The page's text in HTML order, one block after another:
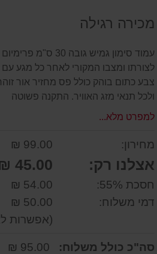
מכירה רגילה
עמוד סימון גמיש
לצורתו ומצבו המקורי לאחר כל מגע עם
ולכל תנאי מזג האוויר. התקנה פשוטה
למפרט מלא...
מחירון: 99.00 ₪
אצלנו רק: 45.00 ₪
חסכת 55%:
54.00 ₪
דמי משלוח:
50.00 ₪
(אפשרות
סה"כ כולל משלוח: